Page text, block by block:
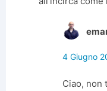
4 Giugno
Ciao, non